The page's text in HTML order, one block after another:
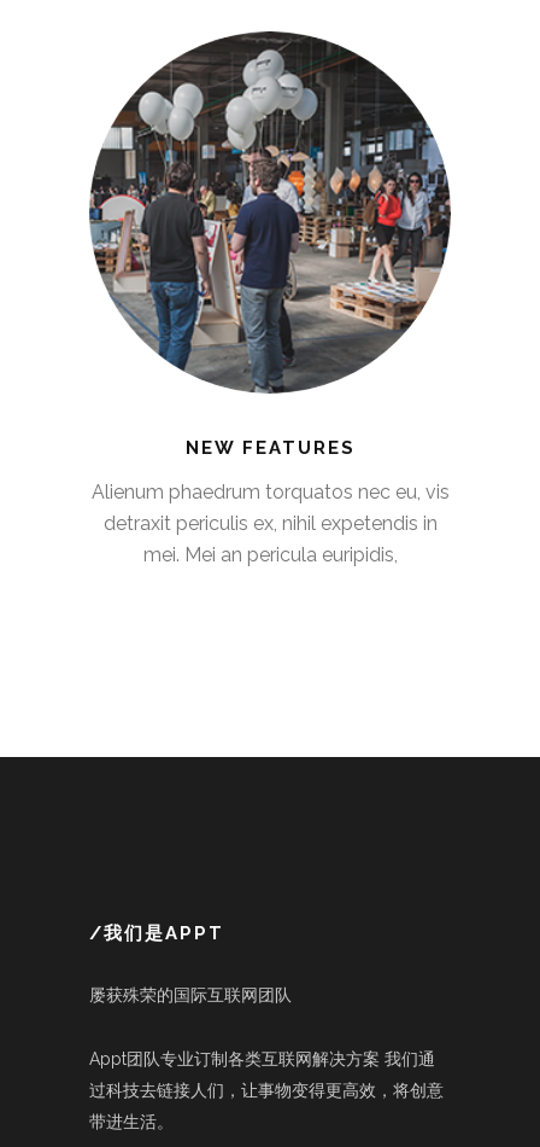
NEW FEATURES
Alienum phaedrum torquatos nec eu, vis
detraxit periculis ex, nihil expetendis in
mei. Mei an pericula euripidis,
/我们是APPT
屡获殊荣的国际互联网团队
Appt团队专业订制各类互联网解决方案 我们通
过科技去链接人们，让事物变得更高效，将创意
带进生活。